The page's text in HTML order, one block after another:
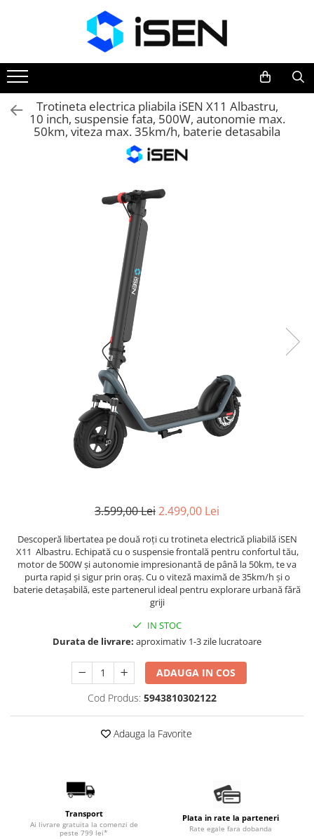
Trotinete electrice
Piese si accesorii
Trotineta electrica pliabila iSEN X11 Albastru,
10 inch, suspensie fata, 500W, autonomie max.
50km, viteza max. 35km/h, baterie detasabila
3.599,00 Lei2.499,00 Lei
Descoperă libertatea pe două roți cu trotineta electrică pliabilă iSEN
X11 Albastru. Echipată cu o suspensie frontală pentru confortul tău,
motor de 500W și autonomie impresionantă de până la 50km, te va
purta rapid și sigur prin oraș. Cu o viteză maximă de 35km/h și o
baterie detașabilă, este partenerul ideal pentru explorare urbană fără
griji
IN STOC
Durata de livrare: aproximativ 1-3 zile lucratoare
ADAUGA IN COS
Cod Produs: 5943810302122
Adauga la Favorite
Transport
Ai livrare gratuita la comenzi de
peste 799 lei*
Plata in rate la parteneri
Rate egale fara dobanda